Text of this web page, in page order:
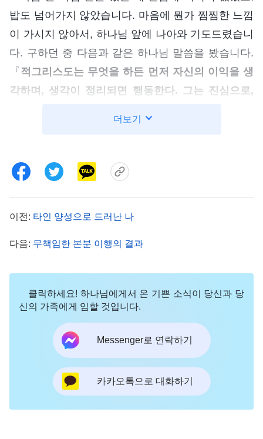
밥도 넘어가지 않았습니다. 마음에 뭔가 찜찜한 느낌
이 가시지 않아서, 하나님 앞에 나아와 기도드렸습니
다. 구하던 중 다음과 같은 하나님 말씀을 봤습니다.
『 적그리스도는 무엇을 하든 먼저 자신의 이익을 생
각하며, 생각이 정리되면 행동한다. 그는 진심으로,
게 아니라 선택적이고 조건적으로 군다. 그 조건은
야 하며, 어떤 손해도 입지 않아야 한다는 것이다. 그
는 이런 선결 조건하에서 어떻게 할지를 결정한다.
하나님의 부탁과 하나님 집의 사역을 대함에 있어,
또는 닥친 일을 대함에 있어 어떻게 처리해야 할지
마음을 흡족게 할 수 있을지, 어떻게 해야 하나님 집
의 이익에 손해를 입히지 않을지, 어떻게 해야 하나
지 않는다. 그가 고려하는 것은 이런 것들이 아니다.
그가 고려하는 것은 무엇이겠느냐? 그의 지위와 명
예가 영향을 받지 않을지, 그의 명성이 떨어지지는
않을지 하는 것이다. 진리 원칙에 따라 행할 경우 교
회 사역에 유익이 되고 형제자매 역시 이익을 얻게
더보기
이전: 타인 양성으로 드러난 나
다음: 무책임한 본분 이행의 결과
클릭하세요! 하나님에게서 온 기쁜 소식이 당신과 당
신의 가족에게 임할 것입니다.
Messenger로 연락하기
카카오톡으로 대화하기